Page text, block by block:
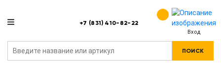
+7 (831) 410-82-22
Вход
ПОИСК